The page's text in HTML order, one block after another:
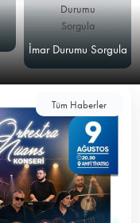
İmar Durumu Sorgula
Tüm Haberler